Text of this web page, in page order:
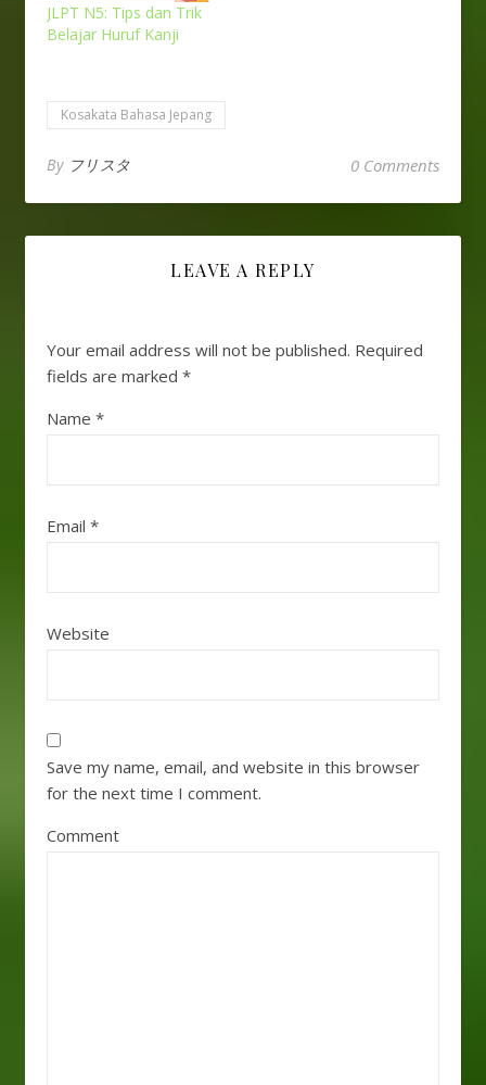
JLPT N5: Tips dan Trik
Belajar Huruf Kanji
Kosakata Bahasa Jepang
By フリスタ 0 Comments
LEAVE A REPLY
Your email address will not be published. Required
fields are marked *
Name *
Email *
Website
Save my name, email, and website in this browser
for the next time I comment.
Comment